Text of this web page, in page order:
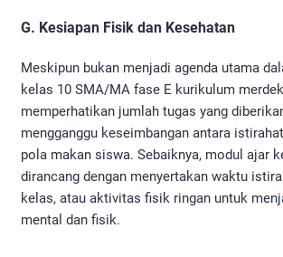
G. Kesiapan Fisik dan Kesehatan
Meskipun bukan menjadi agenda utama
kelas 10 SMA/MA fase E kurikulum
memperhatikan jumlah tugas yang
mengganggu keseimbangan antara
pola makan siswa. Sebaiknya, modul ajar
dirancang dengan menyertakan waktu
kelas, atau aktivitas fisik ringan untuk
mental dan fisik.